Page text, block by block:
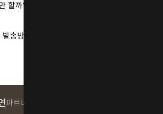
할까?
송방법
파트너 변리사